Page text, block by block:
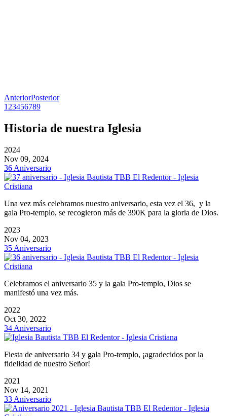
AnteriorPosterior
1 23456789
Historia de nuestra Iglesia
2024
Nov 09, 2024
36 Aniversario
Una vez más celebramos nuestro aniversario, esta vez el 36, y la
gala Pro-templo, se recogieron más de 390K para la gloria de Dios.
2023
Nov 04, 2023
35 Aniversario
Celebramos el aniversario 35 y la gala Pro-templo, Dios se
manifestó una vez más.
2022
Oct 30, 2022
34 Aniversario
Fiesta de aniversario 34 y gala Pro-templo, ¡agradecidos por la
fidelidad de nuestro Señor!
2021
Nov 14, 2021
33 Aniversario